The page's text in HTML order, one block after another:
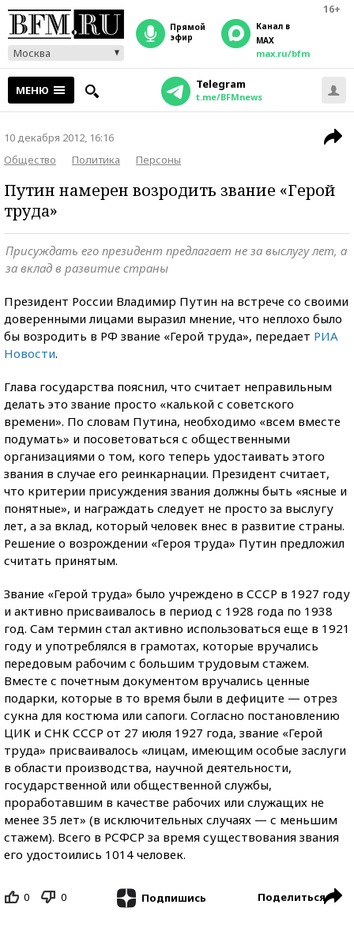
16+
Москва
прямой
эфир
Канал в
MAX
max.ru/bfm
МЕНЮ Telegram
t.me/BFMnews
10 декабря 2012, 16:16
Общество
Политика Персоны
Путин намерен возродить звание «Герой
труда»
Присуждать его президент предлагает не за выслугу лет, а
за вклад в развитие страны
Президент России Владимир Путин на встрече со своими
доверенными лицами выразил мнение, что неплохо было
бы возродить в РФ звание «Герой труда», передает РИА
Новости.
Глава государства пояснил, что считает неправильным
делать это звание просто «калькой с советского
времени». По словам Путина, необходимо «всем вместе
подумать» и посоветоваться с общественными
организациями о том, кого теперь удостаивать этого
звания в случае его реинкарнации. Президент считает,
что критерии присуждения звания должны быть «ясные и
понятные», и награждать следует не просто за выслугу
лет, а за вклад, который человек внес в развитие страны.
Решение о возрождении «Героя труда» Путин предложил
считать принятым.
Звание «Герой труда» было учреждено в СССР в 1927 году
и активно присваивалось в период с 1928 года по 1938
год. Сам термин стал активно использоваться еще в 1921
году и употреблялся в грамотах, которые вручались
передовым рабочим с большим трудовым стажем.
Вместе с почетным документом вручались ценные
подарки, которые в то время были в дефиците — отрез
сукна для костюма или сапоги. Согласно постановлению
ЦИК и СНК СССР от 27 июля 1927 года, звание «Герой
труда» присваивалось «лицам, имеющим особые заслуги
в области производства, научной деятельности,
государственной или общественной службы,
проработавшим в качестве рабочих или служащих не
менее 35 лет» (в исключительных случаях — с меньшим
стажем). Всего в РСФСР за время существования звания
его удостоились 1014 человек.
0 0 Подпишись Поделиться